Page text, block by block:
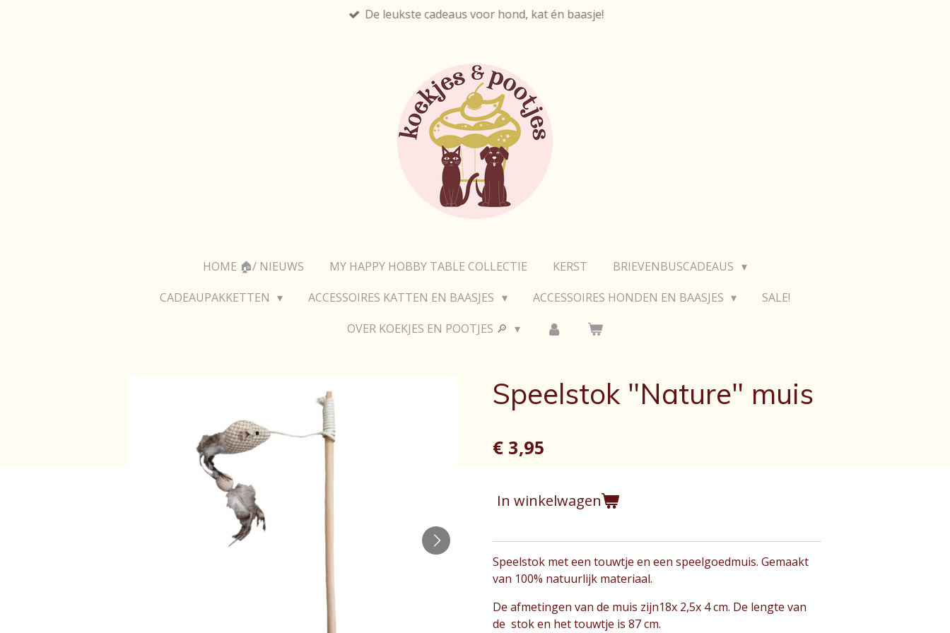
De leukste cadeaus voor hond, kat én baasje!
HOME 🏠/ NIEUWS MY HAPPY HOBBY TABLE COLLECTIE KERST
BRIEVENBUSCADEAUS
CADEAUPAKKETTEN
ACCESSOIRES KATTEN EN BAASJES ACCESSOIRES HONDEN EN BAASJES
SALE!
OVER KOEKJES EN POOTJES 🔎
Speelstok "Nature" muis
€ 3,95
In winkelwagen
Speelstok met een touwtje en een speelgoedmuis. Gemaakt
van 100% natuurlijk materiaal.
De afmetingen van de muis zijn18x 2,5x 4 cm. De lengte van
de stok en het touwtje is 87 cm.